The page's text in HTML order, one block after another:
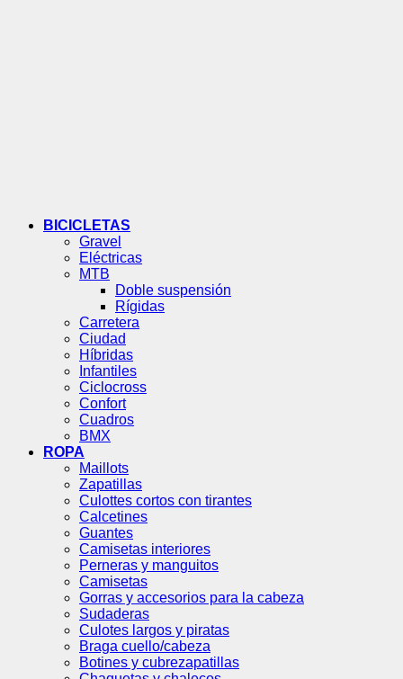
BICICLETAS
Gravel
Eléctricas
MTB
Doble suspensión
Rígidas
Carretera
Ciudad
Híbridas
Infantiles
Ciclocross
Confort
Cuadros
BMX
ROPA
Maillots
Zapatillas
Culottes cortos con tirantes
Calcetines
Guantes
Camisetas interiores
Perneras y manguitos
Camisetas
Gorras y accesorios para la cabeza
Sudaderas
Culotes largos y piratas
Braga cuello/cabeza
Botines y cubrezapatillas